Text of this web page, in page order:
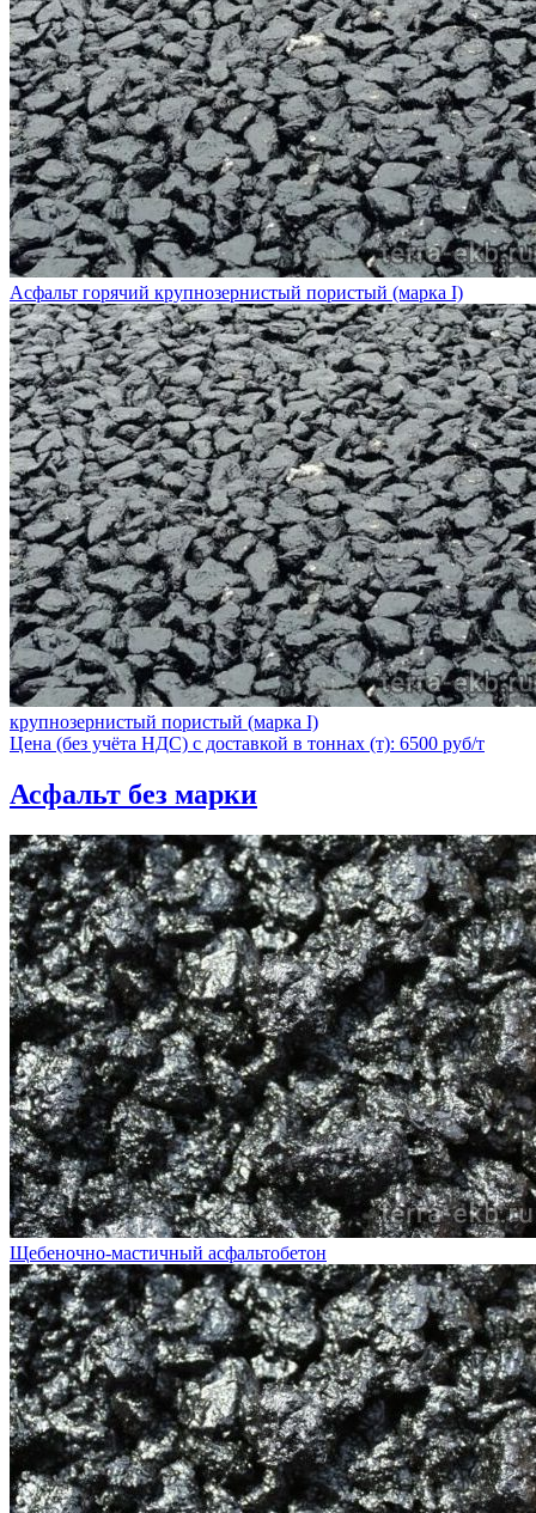
Асфальт горячий крупнозернистый пористый (марка I)
крупнозернистый пористый (марка I)
Цена (без учёта НДС) с доставкой в тоннах (т): 6500 руб/т
Асфальт без марки
Щебеночно-мастичный асфальтобетон